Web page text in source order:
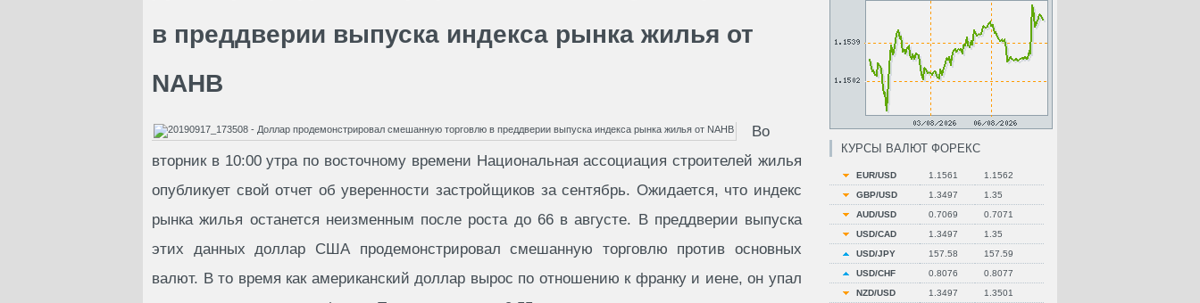
в преддверии выпуска индекса рынка жилья от
NAHB
Во
вторник в 10:00 утра по восточному времени Национальная ассоциация строителей жилья
опубликует свой отчет об уверенности застройщиков за сентябрь. Ожидается, что индекс
рынка жилья останется неизменным после роста до 66 в августе. В преддверии выпуска
этих данных доллар США продемонстрировал смешанную торговлю против основных
валют. В то время как американский доллар вырос по отношению к франку и иене, он упал
КУРСЫ ВАЛЮТ ФОРЕКС
EUR/USD 1.1561
1.1562
GBP/USD
1.3497
1.35
AUD/USD
0.7069
0.7071
USD/CAD
1.3497
1.35
USD/JPY
157.58
157.59
USD/CHF
0.8076
0.8077
NZD/USD
1.3497
1.3501